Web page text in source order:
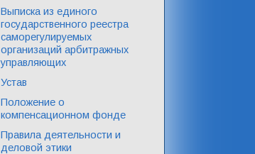
Выписка из единого
государственного реестра
саморегулируемых
организаций арбитражных
управляющих
Устав
Положение о
компенсационном фонде
Правила деятельности и
деловой этики